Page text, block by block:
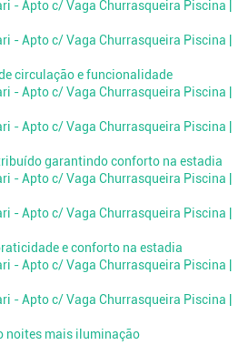
circulação e funcionalidade
garantindo conforto na estadia
e conforto na estadia
noites mais iluminação